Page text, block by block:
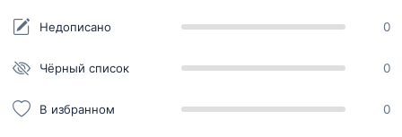
Недописано 0
Чёрный список 0
В избранном 0